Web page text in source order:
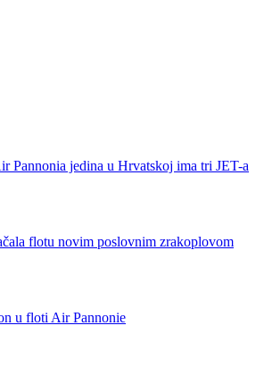
Pannonia jedina u Hrvatskoj ima tri JET-a
flotu novim poslovnim zrakoplovom
u floti Air Pannonie